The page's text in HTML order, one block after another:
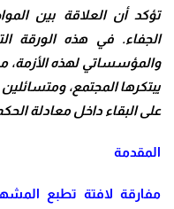
تؤكد أن العلاقة بين
الجفاء. في هذه الورقة
والمؤسساتي لهذه الأزمة،
يبتكرها المجتمع،
على البقاء داخل معادلة
المقدمة
مفارقة لافتة تطبع